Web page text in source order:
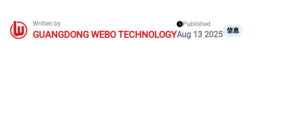
Written by
GUANGDONG WEBO TECHNOLOGY
Published
Aug 13 2025 信息